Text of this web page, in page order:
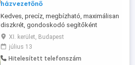
házvezetőnő
Kedves, precíz, megbízható, maximálisan
diszkrét, gondoskodó segítőként
örömmel állok rendelkezésre, hogy a napi
élet minél könnyebb lehessen. Több éves
tapasztalattal rendelkezem
magánszemélyeknél mindenféle takarítási
XI. kerület, Budapest
július 13
Hitelesített telefonszám